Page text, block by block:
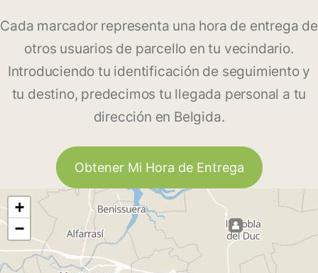
Cada marcador representa una hora de entrega de
otros usuarios de parcello en tu vecindario.
Introduciendo tu identificación de seguimiento y
tu destino, predecimos tu llegada personal a tu
dirección en Belgida.
Obtener Mi Hora de Entrega
+
−